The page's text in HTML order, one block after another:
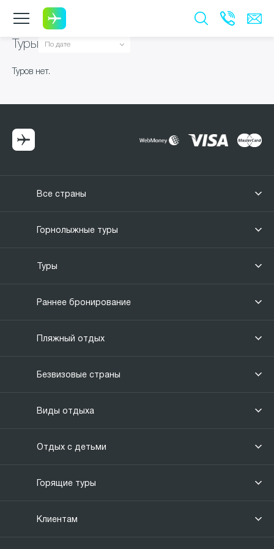
Туры
Туров нет.
Все страны
Горнолыжные туры
Туры
Раннее бронирование
Пляжный отдых
Безвизовые страны
Виды отдыха
Отдых с детьми
Горящие туры
Клиентам